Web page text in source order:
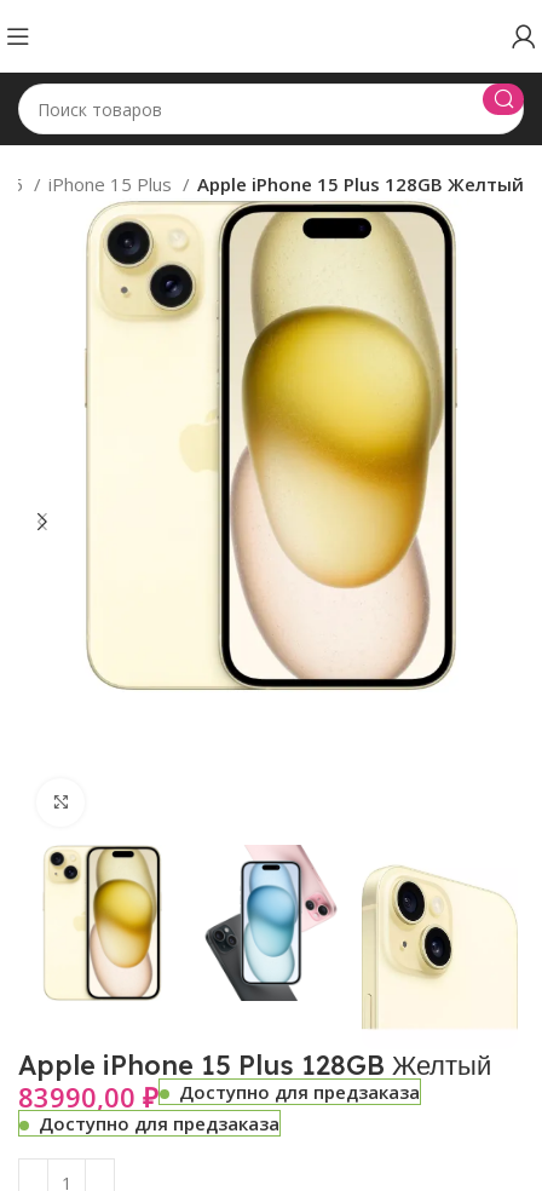
iPhone 15 Plus Apple iPhone 15 Plus 128GB Желтый
Apple iPhone 15 Plus 128GB Желтый
83990,00₽
Доступно для предзаказа
Доступно для предзаказа